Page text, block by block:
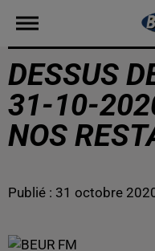
DESSUS
31-10-
NOS
Publié : 31 octobre